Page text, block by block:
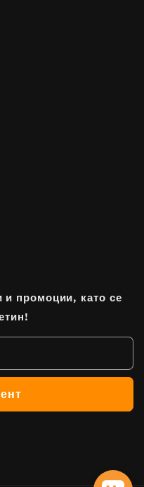
и промоции, като се